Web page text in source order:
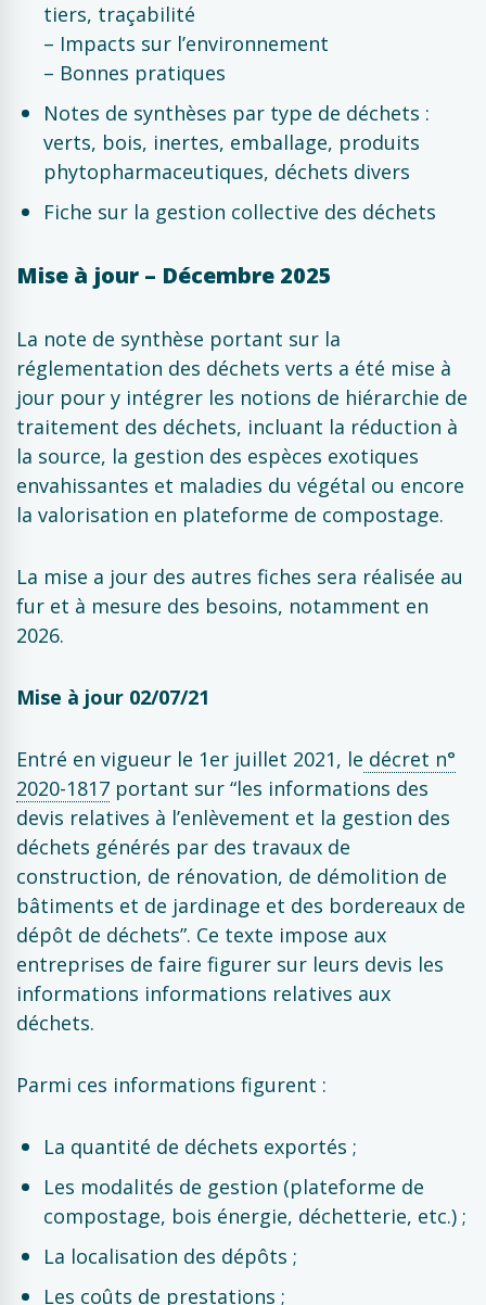
tiers, traçabilité
– Impacts sur l’environnement
– Bonnes pratiques
Notes de synthèses par type de déchets :
verts, bois, inertes, emballage, produits
phytopharmaceutiques, déchets divers
Fiche sur la gestion collective des déchets
Mise à jour – Décembre 2025
La note de synthèse portant sur la
réglementation des déchets verts a été mise à
jour pour y intégrer les notions de hiérarchie de
traitement des déchets, incluant la réduction à
la source, la gestion des espèces exotiques
envahissantes et maladies du végétal ou encore
la valorisation en plateforme de compostage.
La mise a jour des autres fiches sera réalisée au
fur et à mesure des besoins, notamment en
2026.
Mise à jour 02/07/21
Entré en vigueur le 1er juillet 2021, le décret n°
2020-1817 portant sur “les informations des
devis relatives à l’enlèvement et la gestion des
déchets générés par des travaux de
construction, de rénovation, de démolition de
bâtiments et de jardinage et des bordereaux de
dépôt de déchets”. Ce texte impose aux
entreprises de faire figurer sur leurs devis les
informations informations relatives aux
déchets.
Parmi ces informations figurent :
La quantité de déchets exportés ;
Les modalités de gestion (plateforme de
compostage, bois énergie, déchetterie, etc.) ;
La localisation des dépôts ;
Les coûts de prestations ;